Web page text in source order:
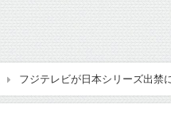
フジテレビが日本シリーズ出禁